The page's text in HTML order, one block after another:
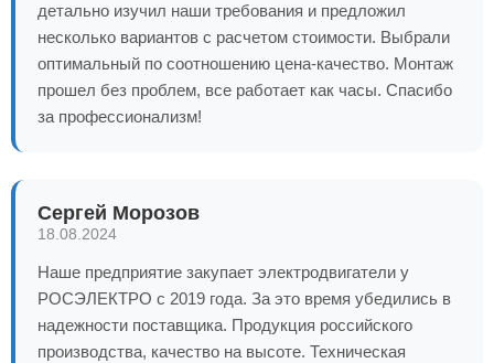
детально изучил наши требования и предложил
несколько вариантов с расчетом стоимости. Выбрали
оптимальный по соотношению цена-качество. Монтаж
прошел без проблем, все работает как часы. Спасибо
за профессионализм!
Сергей Морозов
18.08.2024
Наше предприятие закупает электродвигатели у
РОСЭЛЕКТРО с 2019 года. За это время убедились в
надежности поставщика. Продукция российского
производства, качество на высоте. Техническая